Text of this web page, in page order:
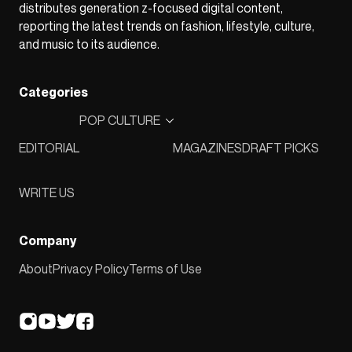
distributes generation z-focused digital content,
reporting the latest trends on fashion, lifestyle, culture,
and music to its audience.
Categories
EDITORIAL
POP CULTURE
MAGAZINESDRAFT PICKS
WRITE US
Company
AboutPrivacy PolicyTerms of Use